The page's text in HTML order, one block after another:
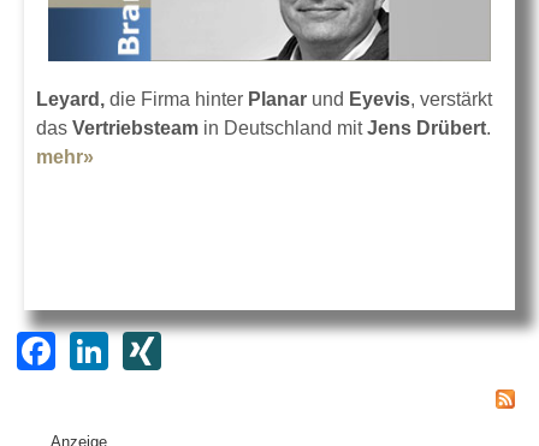
Leyard, die Firma hinter Planar und Eyevis, verstärkt
das Vertriebsteam in Deutschland mitJens Drübert.
mehr»
F
c
Li XI
Anzeige